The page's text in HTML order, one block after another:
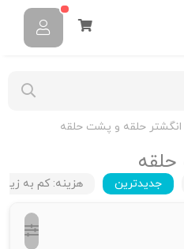
حلقه و پشت حلقه
جدیدترین هزینه: کم به زیاد